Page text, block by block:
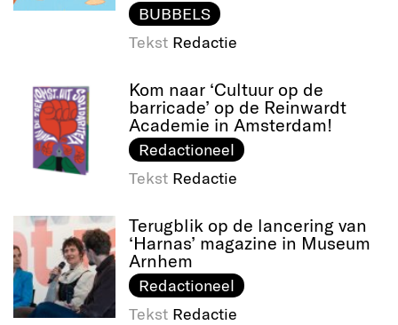
BUBBELS
Tekst Redactie
Kom naar ‘Cultuur op de
barricade’ op de Reinwardt
Academie in Amsterdam!
Redactioneel
Tekst Redactie
Terugblik op de lancering van
‘Harnas’ magazine in Museum
Arnhem
Redactioneel
Tekst Redactie